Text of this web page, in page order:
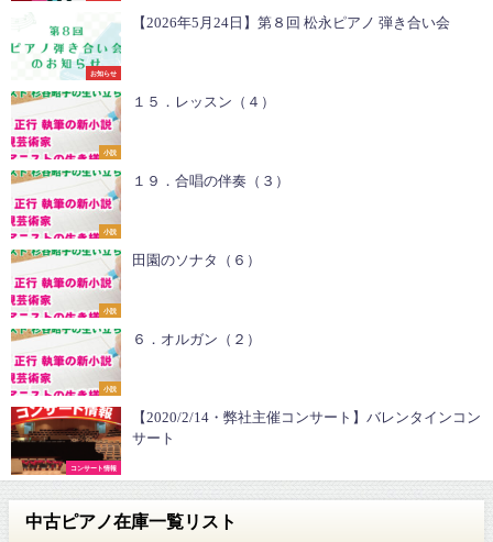
お知らせ
【2026年5月24日】第８回 松永ピアノ 弾き合い会
小説
１５．レッスン（４）
小説
１９．合唱の伴奏（３）
小説
田園のソナタ（６）
小説
６．オルガン（２）
コンサート情報
【2020/2/14・弊社主催コンサート】バレンタインコン
サート
中古ピアノ在庫一覧リスト